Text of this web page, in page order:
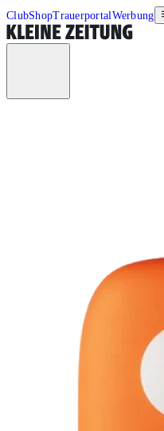
ClubShopTrauerportalWerbung